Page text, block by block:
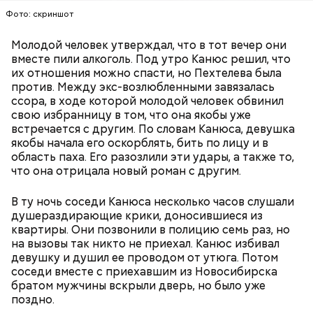
Фото: скриншот
Молодой человек утверждал, что в тот вечер они
вместе пили алкоголь. Под утро Канюс решил, что
их отношения можно спасти, но Пехтелева была
против. Между экс-возлюбленными завязалась
ссора, в ходе которой молодой человек обвинил
свою избранницу в том, что она якобы уже
встречается с другим. По словам Канюса, девушка
якобы начала его оскорблять, бить по лицу и в
область паха. Его разозлили эти удары, а также то,
что она отрицала новый роман с другим.
В ту ночь соседи Канюса несколько часов слушали
душераздирающие крики, доносившиеся из
квартиры. Они позвонили в полицию семь раз, но
на вызовы так никто не приехал. Канюс избивал
девушку и душил ее проводом от утюга. Потом
соседи вместе с приехавшим из Новосибирска
братом мужчины вскрыли дверь, но было уже
поздно.
Миссюра провел в СИЗО почти два года. За это
время онпрочитал 120 книг. Несмотря на хорошее
поведение и раскаяние обвиняемого, прокурор
запросил для негопожизненное лишение свободы
Сам молодой человек молил о более мягком
наказании.
Фото: Пресс-служба московских судов общей юрисдикции